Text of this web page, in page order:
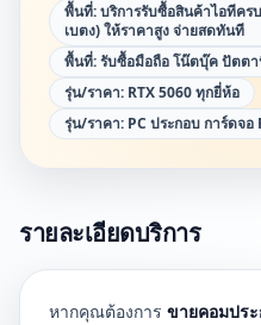
พื้นที่:บริการรับซื้อสินค้าไอทีคร
เบตง) ให้ราคาสูง จ่ายสดทันที
พื้นที่:รับซื้อมือถือ โน๊ตบุ๊ค ปัตตา
รุ่น/ราคา: RTX 5060 ทุกยี่ห้อ
รุ่น/ราคา: PC ประกอบ การ์ดจอ
รายละเอียดบริการ
หากคุณต้องการ ขายคอมปร